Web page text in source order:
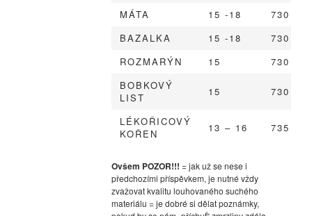
MÁTA
15 -18
730
BAZALKA
15 -18
730
ROZMARÝN
15
730
BOBKOVÝ
LIST
15 730
LÉKOŘICOVÝ
KOŘEN
13 – 16 735
Ovšem POZOR!!! = jak už se nese i
předchozími příspěvkem, je nutné vždy
zvažovat kvalitu louhovaného suchého
materiálu = je dobré si dělat poznámky,